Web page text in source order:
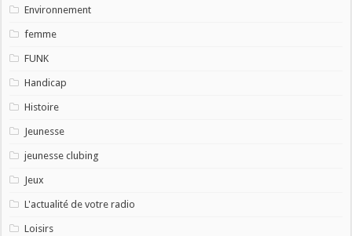
Environnement
femme
FUNK
Handicap
Histoire
Jeunesse
jeunesse clubing
Jeux
L'actualité de votre radio
Loisirs